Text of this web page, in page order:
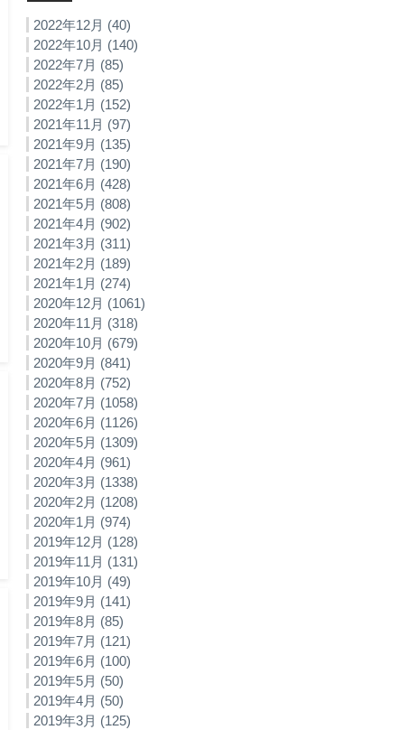
2022年12月 (40)
2022年10月 (140)
2022年7月 (85)
2022年2月 (85)
2022年1月 (152)
2021年11月 (97)
2021年9月 (135)
2021年7月 (190)
2021年6月 (428)
2021年5月 (808)
2021年4月 (902)
2021年3月 (311)
2021年2月 (189)
2021年1月 (274)
2020年12月 (1061)
2020年11月 (318)
2020年10月 (679)
2020年9月 (841)
2020年8月 (752)
2020年7月 (1058)
2020年6月 (1126)
2020年5月 (1309)
2020年4月 (961)
2020年3月 (1338)
2020年2月 (1208)
2020年1月 (974)
2019年12月 (128)
2019年11月 (131)
2019年10月 (49)
2019年9月 (141)
2019年8月 (85)
2019年7月 (121)
2019年6月 (100)
2019年5月 (50)
2019年4月 (50)
2019年3月 (125)